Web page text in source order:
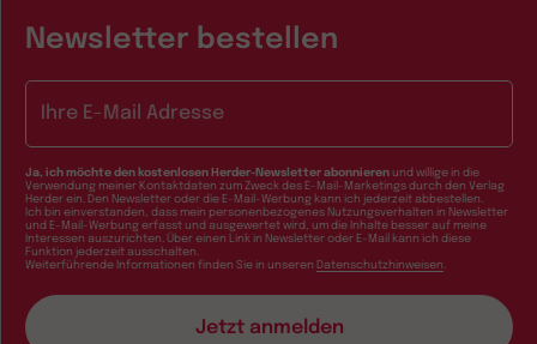
Newsletter bestellen
Ja, ich möchte den kostenlosen Herder-Newsletter abonnieren und willige in die
Verwendung meiner Kontaktdaten zum Zweck des E-Mail-Marketings durch den Verlag
Herder ein. Den Newsletter oder die E-Mail-Werbung kann ich jederzeit abbestellen.
Ich bin einverstanden, dass mein personenbezogenes Nutzungsverhalten in Newsletter
und E-Mail-Werbung erfasst und ausgewertet wird, um die Inhalte besser auf meine
Interessen auszurichten. Über einen Link in Newsletter oder E-Mail kann ich diese
Funktion jederzeit ausschalten.
Weiterführende Informationen finden Sie in unseren Datenschutzhinweisen